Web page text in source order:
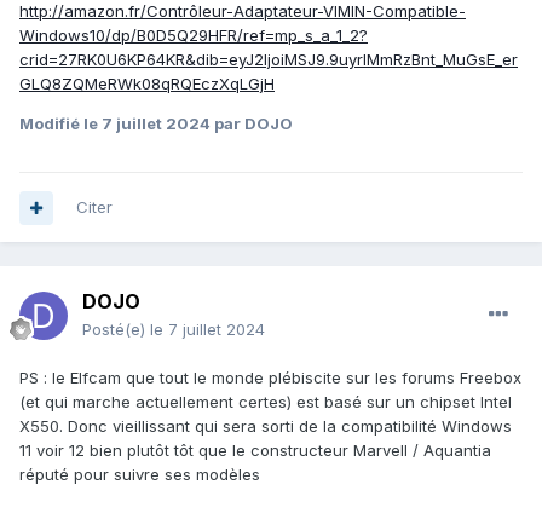
http://amazon.fr/Contrôleur-Adaptateur-VIMIN-Compatible-
Windows10/dp/B0D5Q29HFR/ref=mp_s_a_1_2?
crid=27RK0U6KP64KR&dib=eyJ2IjoiMSJ9.9uyrlMmRzBnt_MuGsE_er
GLQ8ZQMeRWk08qRQEczXqLGjH
Modifié le 7 juillet 2024 par DOJO
Citer
DOJO
Posté(e) le 7 juillet 2024
PS : le Elfcam que tout le monde plébiscite sur les forums Freebox
(et qui marche actuellement certes) est basé sur un chipset Intel
X550. Donc vieillissant qui sera sorti de la compatibilité Windows
11 voir 12 bien plutôt tôt que le constructeur Marvell / Aquantia
réputé pour suivre ses modèles